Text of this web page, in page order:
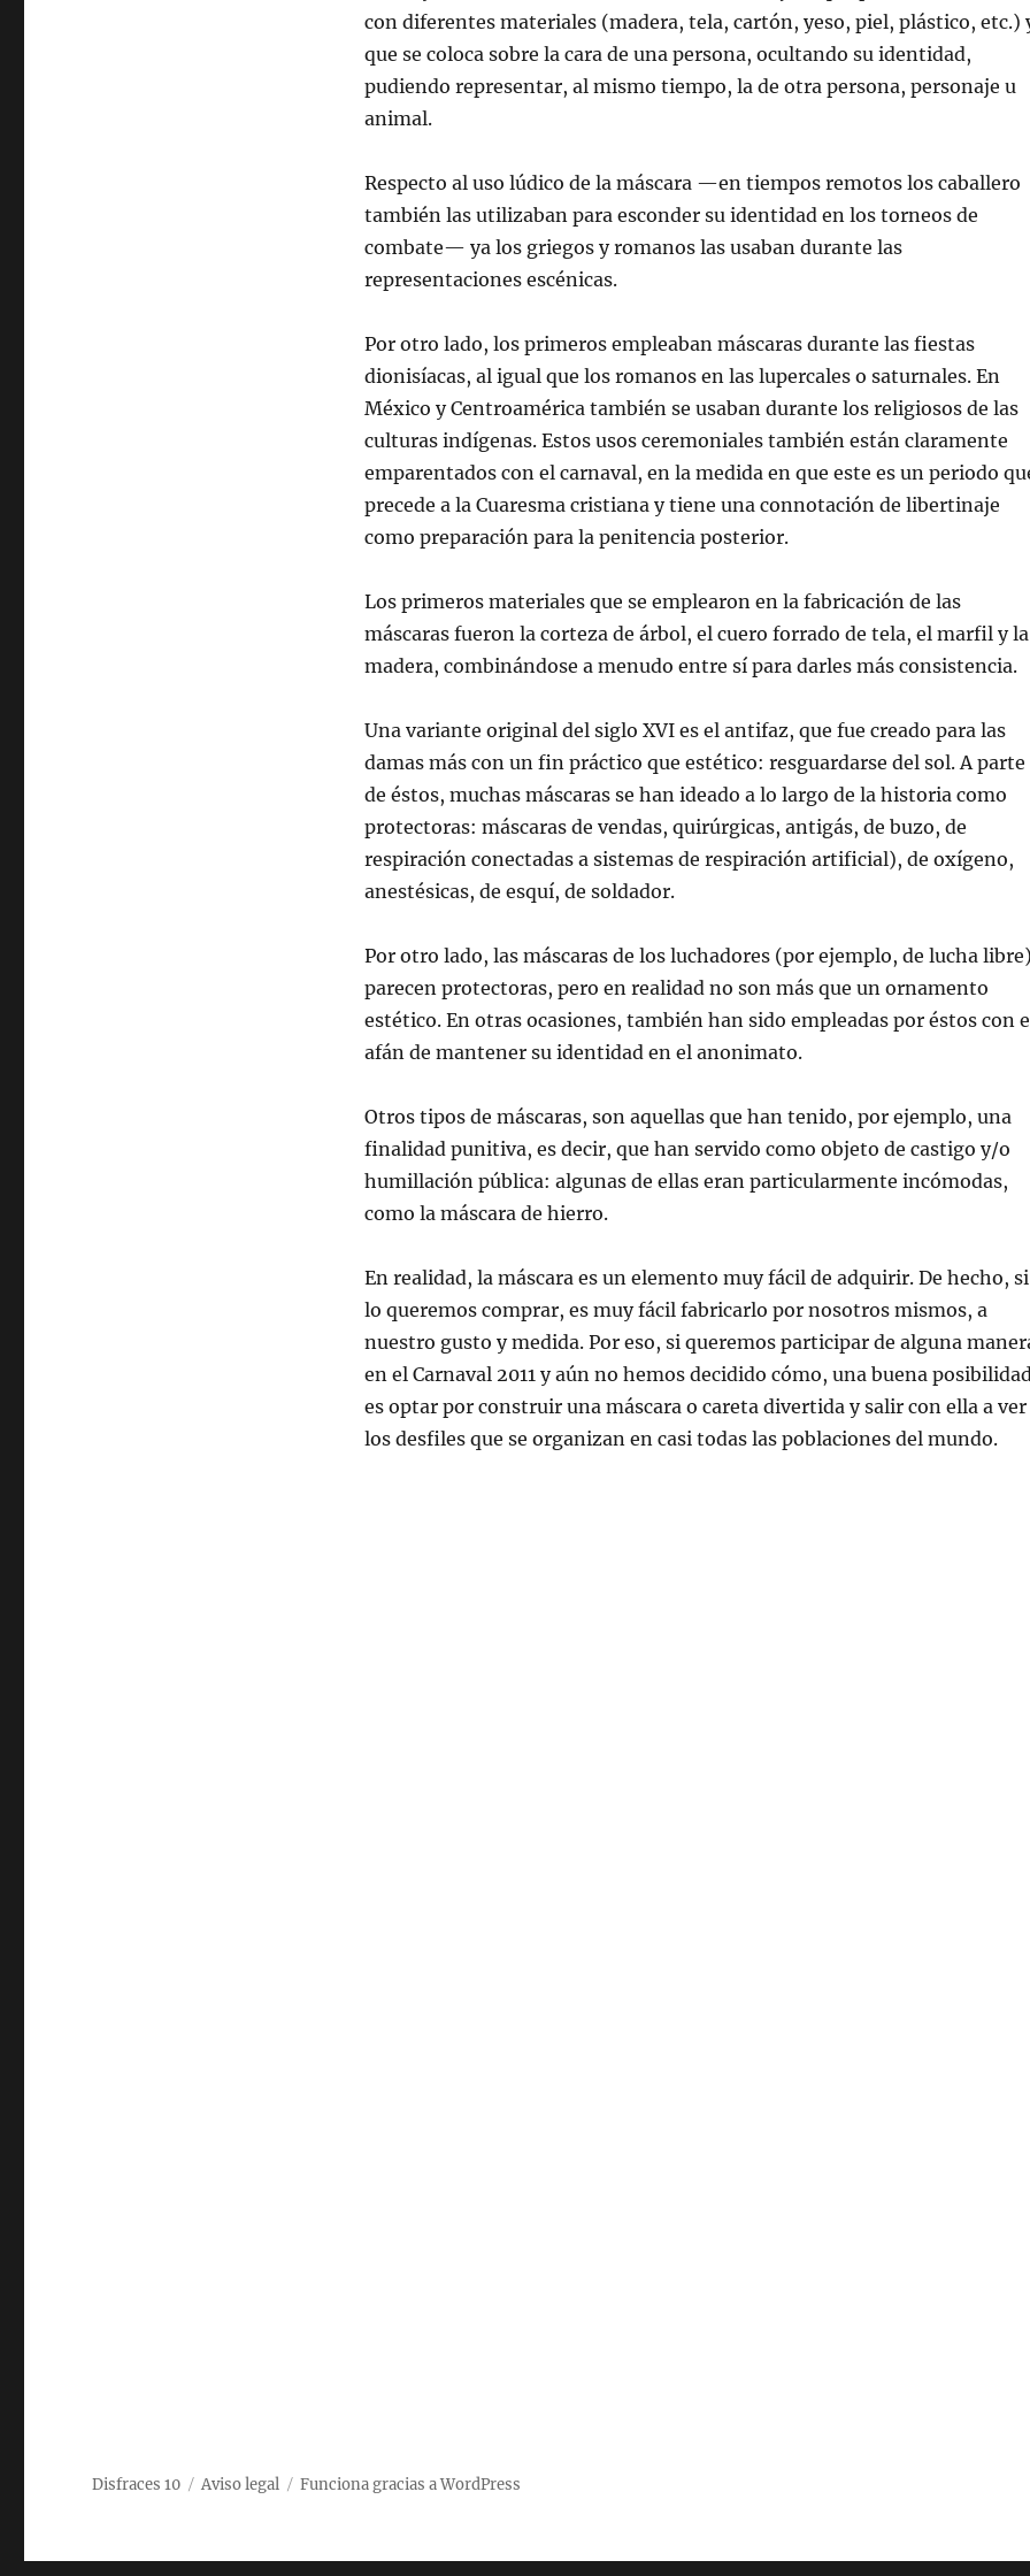
con diferentes materiales (madera, tela, cartón, yeso, piel, plástico, etc.)
que se coloca sobre la cara de una persona, ocultando su identidad,
pudiendo representar, al mismo tiempo, la de otra persona, personaje u
animal.
Respecto al uso lúdico de la máscara —en tiempos remotos los caballero
también las utilizaban para esconder su identidad en los torneos de
combate— ya los griegos y romanos las usaban durante las
representaciones escénicas.
Por otro lado, los primeros empleaban máscaras durante las fiestas
dionisíacas, al igual que los romanos en las lupercales o saturnales. En
México y Centroamérica también se usaban durante los religiosos de las
culturas indígenas. Estos usos ceremoniales también están claramente
emparentados con el carnaval, en la medida en que este es un periodo
precede a la Cuaresma cristiana y tiene una connotación de libertinaje
como preparación para la penitencia posterior.
Los primeros materiales que se emplearon en la fabricación de las
máscaras fueron la corteza de árbol, el cuero forrado de tela, el marfil y la
madera, combinándose a menudo entre sí para darles más consistencia.
Una variante original del siglo XVI es el antifaz, que fue creado para las
damas más con un fin práctico que estético: resguardarse del sol. A parte
de éstos, muchas máscaras se han ideado a lo largo de la historia como
protectoras: máscaras de vendas, quirúrgicas, antigás, de buzo, de
respiración conectadas a sistemas de respiración artificial), de oxígeno,
anestésicas, de esquí, de soldador.
Por otro lado, las máscaras de los luchadores (por ejemplo, de lucha
parecen protectoras, pero en realidad no son más que un ornamento
estético. En otras ocasiones, también han sido empleadas por éstos con
afán de mantener su identidad en el anonimato.
Otros tipos de máscaras, son aquellas que han tenido, por ejemplo, una
finalidad punitiva, es decir, que han servido como objeto de castigo y/o
humillación pública: algunas de ellas eran particularmente incómodas,
como la máscara de hierro.
En realidad, la máscara es un elemento muy fácil de adquirir. De hecho, si
lo queremos comprar, es muy fácil fabricarlo por nosotros mismos, a
nuestro gusto y medida. Por eso, si queremos participar de alguna
en el Carnaval 2011 y aún no hemos decidido cómo, una buena
es optar por construir una máscara o careta divertida y salir con ella a ver
los desfiles que se organizan en casi todas las poblaciones del mundo.
Disfraces 10 Aviso legal Funciona gracias a WordPress